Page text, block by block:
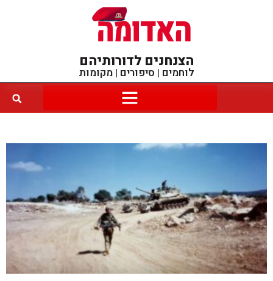
הצנחנים לדורותיהם
לוחמים | סיפורים | מקומות